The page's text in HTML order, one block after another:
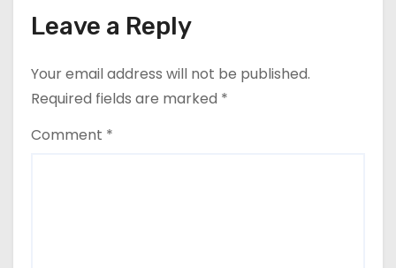
n
Leave a Reply
Your email address will not be published.
Required fields are marked *
Comment *